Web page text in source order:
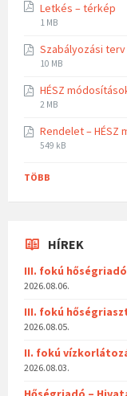
Letkés – térkép
1 MB
Szabályozási
10 MB
HÉSZ
2 MB
Rendelet – HÉSZ
549 kB
TÖBB
HÍREK
III. fokú
2026.08.06.
III. fokú
2026.08.05.
II. fokú
2026.08.03.